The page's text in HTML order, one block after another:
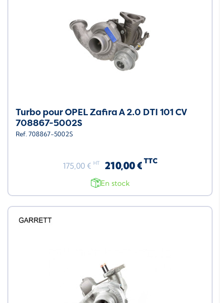
Turbo pour OPEL Zafira A 2.0 DTI 101 CV
708867-5002S
Ref. 708867-5002S
175,00 € HT 210,00 € TTC
En stock